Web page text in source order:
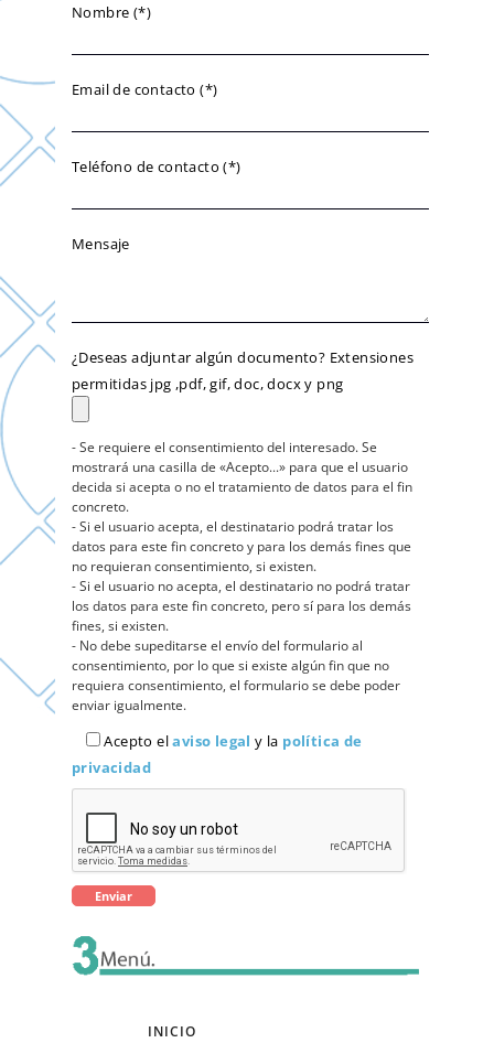
Nombre (*)
Email de contacto (*)
Teléfono de contacto (*)
Mensaje
¿Deseas adjuntar algún documento? Extensiones
permitidas jpg ,pdf, gif, doc, docx y png
- Se requiere el consentimiento del interesado. Se
mostrará una casilla de «Acepto...» para que el usuario
decida si acepta o no el tratamiento de datos para el fin
concreto.
- Si el usuario acepta, el destinatario podrá tratar los
datos para este fin concreto y para los demás fines que
no requieran consentimiento, si existen.
- Si el usuario no acepta, el destinatario no podrá tratar
los datos para este fin concreto, pero sí para los demás
fines, si existen.
- No debe supeditarse el envío del formulario al
consentimiento, por lo que si existe algún fin que no
requiera consentimiento, el formulario se debe poder
enviar igualmente.
Acepto elaviso legaly la política de
privacidad
INICIO